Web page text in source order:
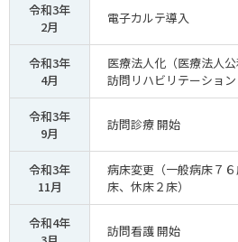
令和3年
2月
電子カルテ導入
令和3年
4月
医療法人化（医療法人公
訪問リハビリテーショ
令和3年
9月
訪問診療 開始
令和3年
11月
病床変更（一般病床７
床、休床２床）
令和4年
訪問看護 開始